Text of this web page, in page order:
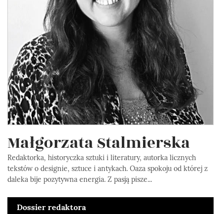
Małgorzata Stalmierska
Redaktorka, historyczka sztuki i literatury, autorka licznych
tekstów o designie, sztuce i antykach. Oaza spokoju od której z
daleka bije pozytywna energia. Z pasją pisze...
Dossier redaktora